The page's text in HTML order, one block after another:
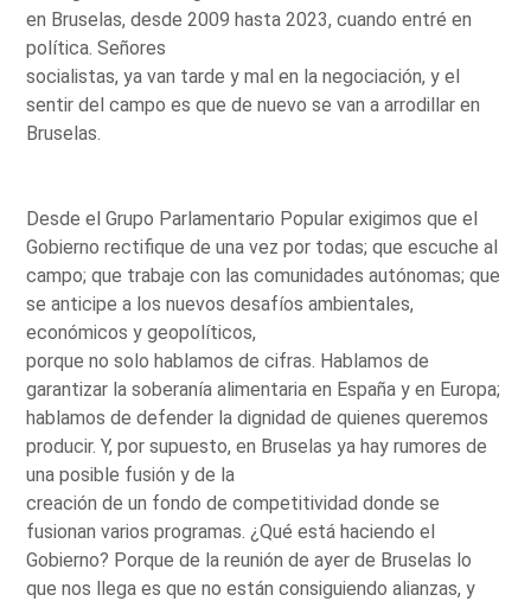
en Bruselas, desde 2009 hasta 2023, cuando entré en
política. Señores
socialistas, ya van tarde y mal en la negociación, y el
sentir del campo es que de nuevo se van a arrodillar en
Bruselas.
Desde el Grupo Parlamentario Popular exigimos que el
Gobierno rectifique de una vez por todas; que escuche al
campo; que trabaje con las comunidades autónomas; que
se anticipe a los nuevos desafíos ambientales,
económicos y geopolíticos,
porque no solo hablamos de cifras. Hablamos de
garantizar la soberanía alimentaria en España y en Europa;
hablamos de defender la dignidad de quienes queremos
producir. Y, por supuesto, en Bruselas ya hay rumores de
una posible fusión y de la
creación de un fondo de competitividad donde se
fusionan varios programas. ¿Qué está haciendo el
Gobierno? Porque de la reunión de ayer de Bruselas lo
que nos llega es que no están consiguiendo alianzas, y